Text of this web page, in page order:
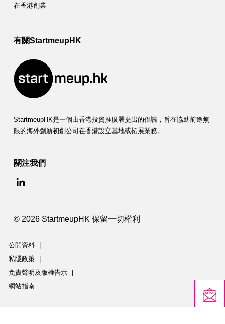
在香港創業
有關StartmeupHK
StartmeupHK是一個由香港投資推廣署提出的倡議，旨在協助前途無
限的海外創新初創公司在香港設立基地或拓展業務。
關注我們
© 2026 StartmeupHK 保留一切權利
公開資料
私隱政策
免責聲明及版權告示
網站指南